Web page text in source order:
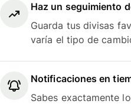
Haz un seguimiento
Guarda tus divisas
varía el tipo de
Notificaciones en
Sabes exactamente